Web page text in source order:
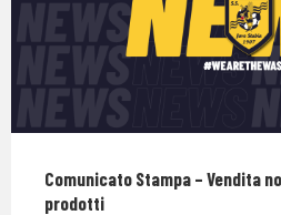
Comunicato Stampa – Vendita
prodotti